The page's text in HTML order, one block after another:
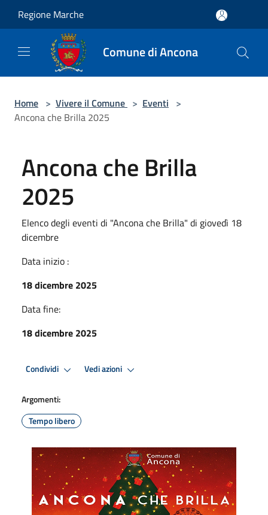
Regione Marche
Comune di Ancona
Home > Vivere il Comune > Eventi >
Ancona che Brilla 2025
Ancona che Brilla
2025
Elenco degli eventi di "Ancona che Brilla" di giovedì 18
dicembre
Data inizio :
18 dicembre 2025
Data fine:
18 dicembre 2025
Condividi Vedi azioni
Argomenti:
Tempo libero